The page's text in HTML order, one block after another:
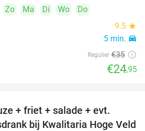
Zo Ma Di Wo
Do
9.5 star
5 min. directions_car
Regulier €35
€24,95
+ friet + salade + evt.
bij Kwalitaria Hoge Veld